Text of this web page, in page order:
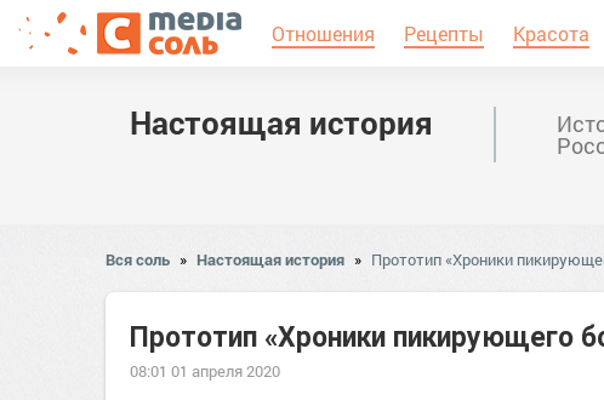
Отношения Рецепты Красота
Настоящая история
Вся соль » Настоящая история » Прототип «Хроники
Прототип «Хроники пикирующего
08:01 01 апреля 2020